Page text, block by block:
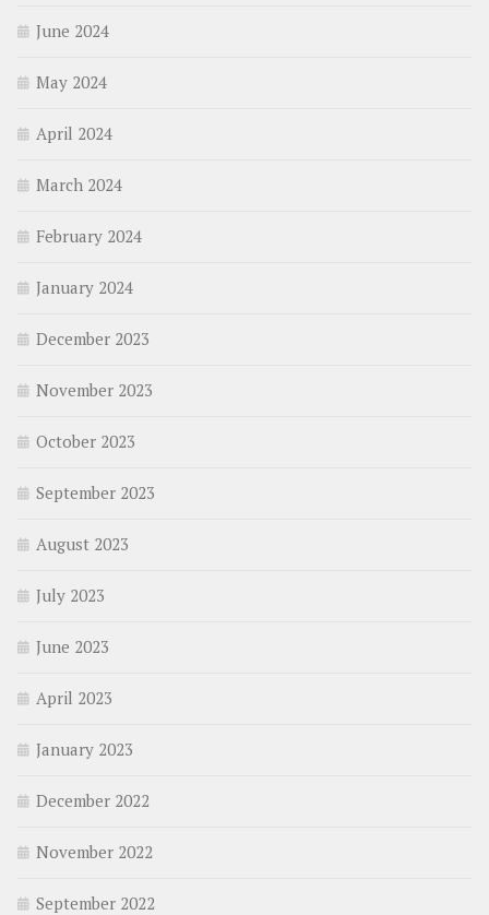
June 2024
May 2024
April 2024
March 2024
February 2024
January 2024
December 2023
November 2023
October 2023
September 2023
August 2023
July 2023
June 2023
April 2023
January 2023
December 2022
November 2022
September 2022